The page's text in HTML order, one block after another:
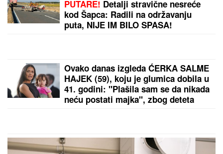
PUTARE! Detalji stravične nesreće
kod Šapca: Radili na održavanju
puta, NIJE IM BILO SPASA!
Ovako danas izgleda ĆERKA SALME
HAJEK (59), koju je glumica dobila u
41. godini: "Plašila sam se da nikada
neću postati majka", zbog deteta